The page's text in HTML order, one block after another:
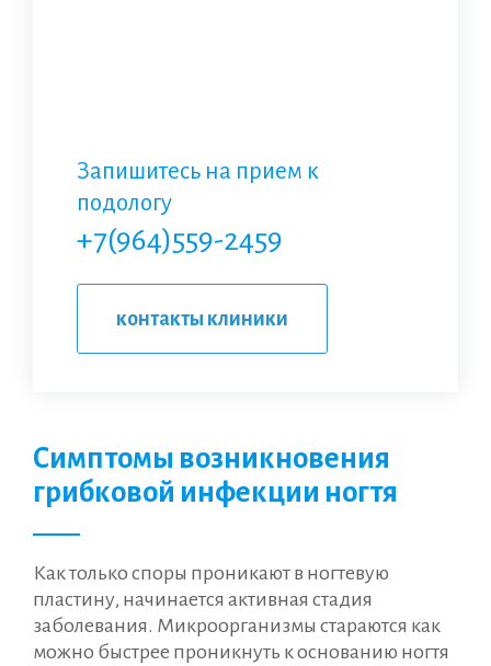
Запишитесь на прием к
подологу
+7(964)559-2459
контакты клиники
Симптомы возникновения
грибковой инфекции ногтя
Как только споры проникают в ногтевую
пластину, начинается активная стадия
заболевания. Микроорганизмы стараются как
можно быстрее проникнуть к основанию ногтя